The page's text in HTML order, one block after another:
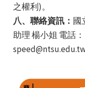
之權利)。
八、聯絡資訊： 國
助理 楊小姐 電話：
speed@ntsu.edu.tw